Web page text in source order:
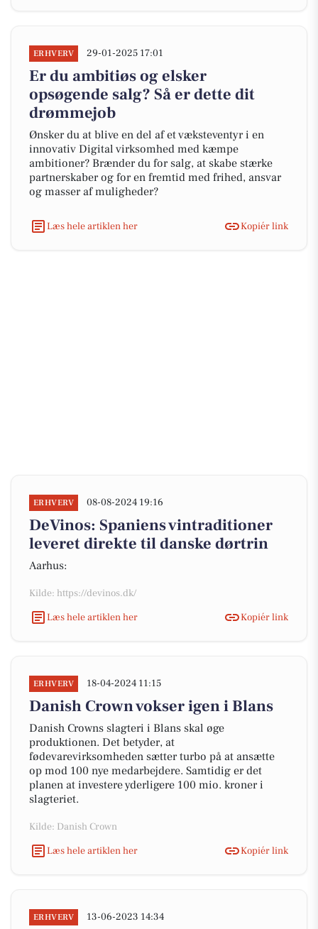
ERHVERV 29-01-2025 17:01
Er du ambitiøs og elsker
opsøgende salg? Så er dette dit
drømmejob
Ønsker du at blive en del af et væksteventyr i en
innovativ Digital virksomhed med kæmpe
ambitioner? Brænder du for salg, at skabe stærke
partnerskaber og for en fremtid med frihed, ansvar
og masser af muligheder?
Læs hele artiklen her Kopiér link
ERHVERV 08-08-2024 19:16
DeVinos: Spaniens vintraditioner
leveret direkte til danske dørtrin
Aarhus:
Kilde: https://devinos.dk/
Læs hele artiklen her
Kopiér link
ERHVERV 18-04-2024 11:15
Danish Crown vokser igen i Blans
Danish Crowns slagteri i Blans skal øge
produktionen. Det betyder, at
fødevarevirksomheden sætter turbo på at ansætte
op mod 100 nye medarbejdere. Samtidig er det
planen at investere yderligere 100 mio. kroner i
slagteriet.
Kilde: Danish Crown
Læs hele artiklen her
Kopiér link
ERHVERV 13-06-2023 14:34